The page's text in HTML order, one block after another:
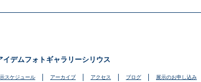
イデムフォトギャラリーシリウス
スケジュール アーカイブ アクセス ブログ 展示のお申し込み